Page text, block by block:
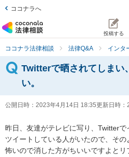
ココナラへ
投稿する
ココナラ法律相談 法律Q&A インタ
Twitterで晒されてしまい
い。
公開日時： 2023年4月14日 18:35更新日時：
昨日、友達がテレビに写り、Twitter
ツイートしている人がいたので、そ
怖いので消した方がちいいですよと